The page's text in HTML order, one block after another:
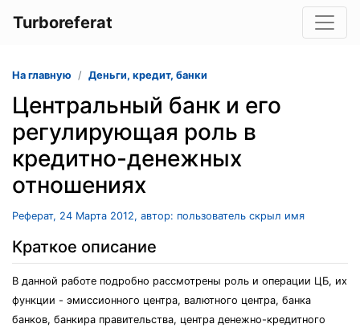
Turboreferat
На главную Деньги, кредит, банки
Центральный банк и его
регулирующая роль в
кредитно-денежных
отношениях
Реферат, 24 Марта 2012, автор: пользователь скрыл имя
Краткое описание
В данной работе подробно рассмотрены роль и операции ЦБ, их
функции - эмиссионного центра, валютного центра, банка
банков, банкира правительства, центра денежно-кредитного